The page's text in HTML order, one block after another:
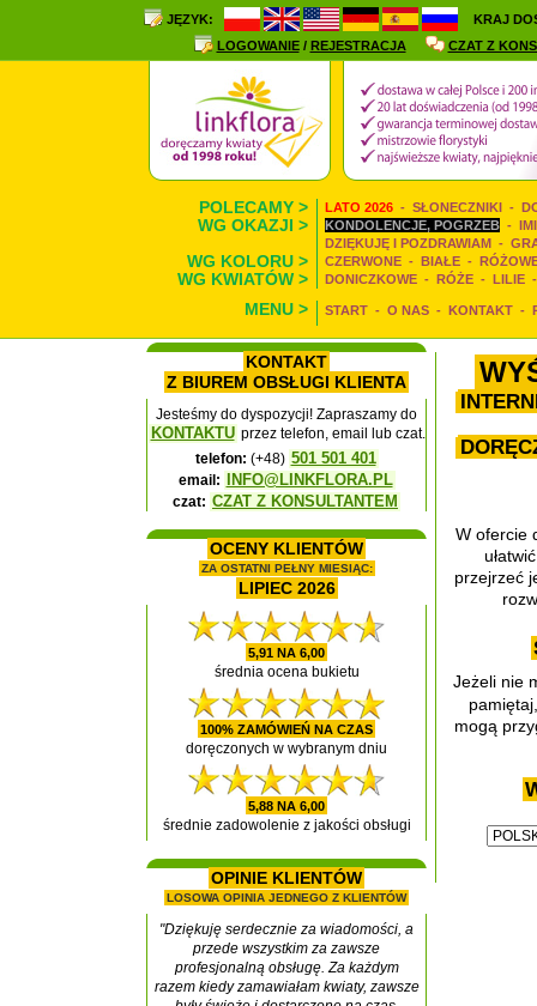
JĘZYK:
KRAJ
LOGOWANIE/ REJESTRACJA CZAT Z
POLECAMY >
WG OKAZJI >
WG KOLORU >
WG KWIATÓW >
LATO 2026 - SŁONECZNIKI -
KONDOLENCJE, POGRZEB -
DZIĘKUJĘ I POZDRAWIAM -
CZERWONE - BIAŁE -
DONICZKOWE - RÓŻE - LILIE
MENU > START - O NAS - KONTAKT -
KONTAKT
Z BIUREM OBSŁUGI KLIENTA
Jesteśmy do dyspozycji! Zapraszamy do
KONTAKTU przez telefon, email lub czat.
telefon: (+48) 501 501 401
email: INFO@LINKFLORA.PL
czat: CZAT Z KONSULTANTEM
OCENY KLIENTÓW
ZA OSTATNI PEŁNY MIESIĄC:
LIPIEC 2026
5,91 NA 6,00
średnia ocena bukietu
100% ZAMÓWIEŃ NA CZAS
doręczonych w wybranym dniu
5,88 NA 6,00
średnie zadowolenie z jakości obsługi
OPINIE KLIENTÓW
LOSOWA OPINIA JEDNEGO Z KLIENTÓW
"Dziękuję serdecznie za wiadomości, a
przede wszystkim za zawsze
profesjonalną obsługę. Za każdym
razem kiedy zamawiałam kwiaty, zawsze
W ofercie
przejrzeć
Jeżeli nie
mogą